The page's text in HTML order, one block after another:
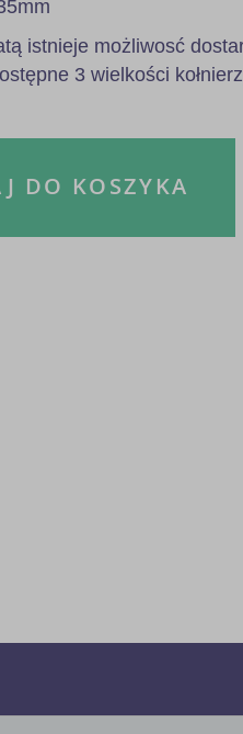
istnieje możliwosć
3 wielkości
DO KOSZYKA